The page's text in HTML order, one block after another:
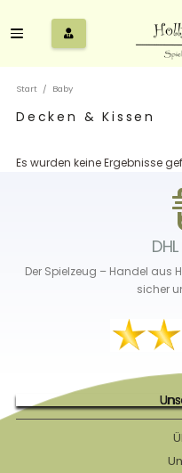
Start / Baby
Decken & Kissen
Es wurden keine Ergebnisse
Der Spielzeug – Handel aus
sicher